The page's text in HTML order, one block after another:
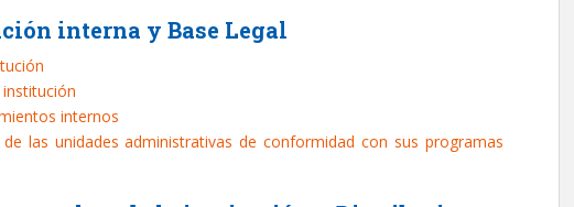
interna y Base Legal
internos
las unidades administrativas de conformidad con sus programas